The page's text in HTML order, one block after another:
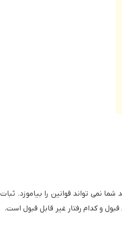
نمی تواند قوانین را بیاموزد. ثبات
و کدام رفتار غیر قابل قبول است.